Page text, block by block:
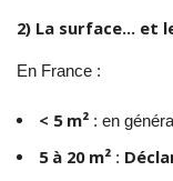
2) La surface… et
En France :
< 5 m²: en
5 à 20 m²: